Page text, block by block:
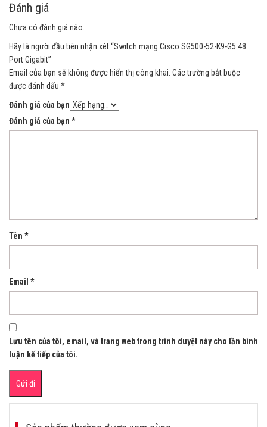
Đánh giá
Chưa có đánh giá nào.
Hãy là người đầu tiên nhận xét “Switch mạng Cisco SG500-52-K9-G5 48
Port Gigabit”
Email của bạn sẽ không được hiển thị công khai. Các trường bắt buộc
được đánh dấu *
Đánh giá của bạn
Đánh giá của bạn *
Tên *
Email *
Lưu tên của tôi, email, và trang web trong trình duyệt này cho lần bình
luận kế tiếp của tôi.